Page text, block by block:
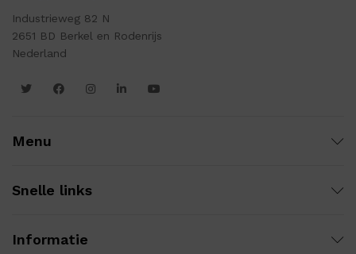
Industrieweg 82 N
2651 BD Berkel en Rodenrijs
Nederland
Menu
Snelle links
Informatie